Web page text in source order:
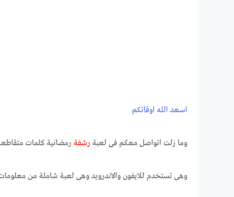
اسعد الله اوقاتكم
وما زلت اتواصل معكم فى لعبة رشفة رمضانية كلمات
وهى تستخدم للايفون والاندرويد وهى لعبة شاملة من